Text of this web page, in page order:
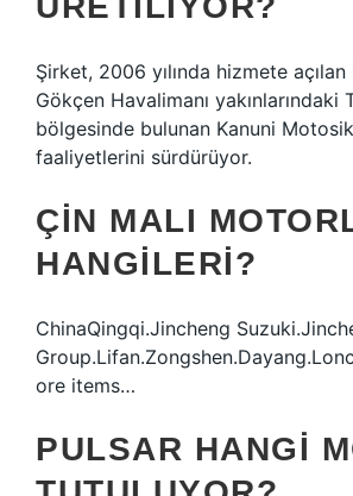
Şirket, 2006 yılında hizmete
Gökçen Havalimanı yakınlarındaki
bölgesinde bulunan Kanuni
faaliyetlerini sürdürüyor.
ÇIN MALI
HANGILERI?
ChinaQingqi.Jincheng
ore items…
PULSAR HANGI